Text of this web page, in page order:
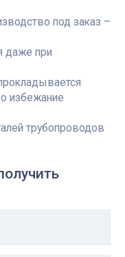
под заказ –
даже при
избежание
трубопроводов